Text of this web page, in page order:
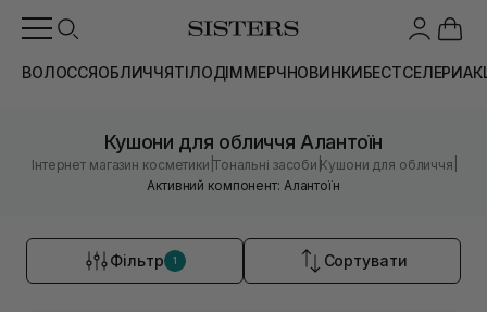
ВОЛОССЯОБЛИЧЧЯТІЛОДІММЕРЧНОВИНКИБЕСТСЕЛЕРИ
Кушони для обличчя Алантоїн
Інтернет магазин косметики |Тональні засоби |Кушони для обличчя
Активний компонент: Алантоїн
Фільтр 1 Сортувати